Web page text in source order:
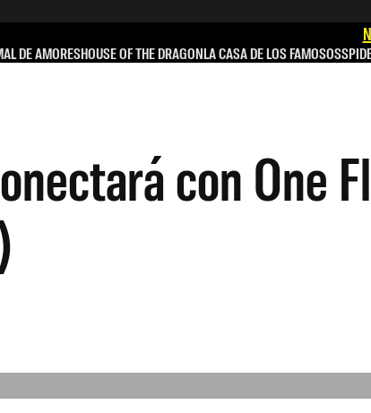
DE AMORESHOUSE OF THE DRAGONLA CASA DE LOS FAMOSOS
con One